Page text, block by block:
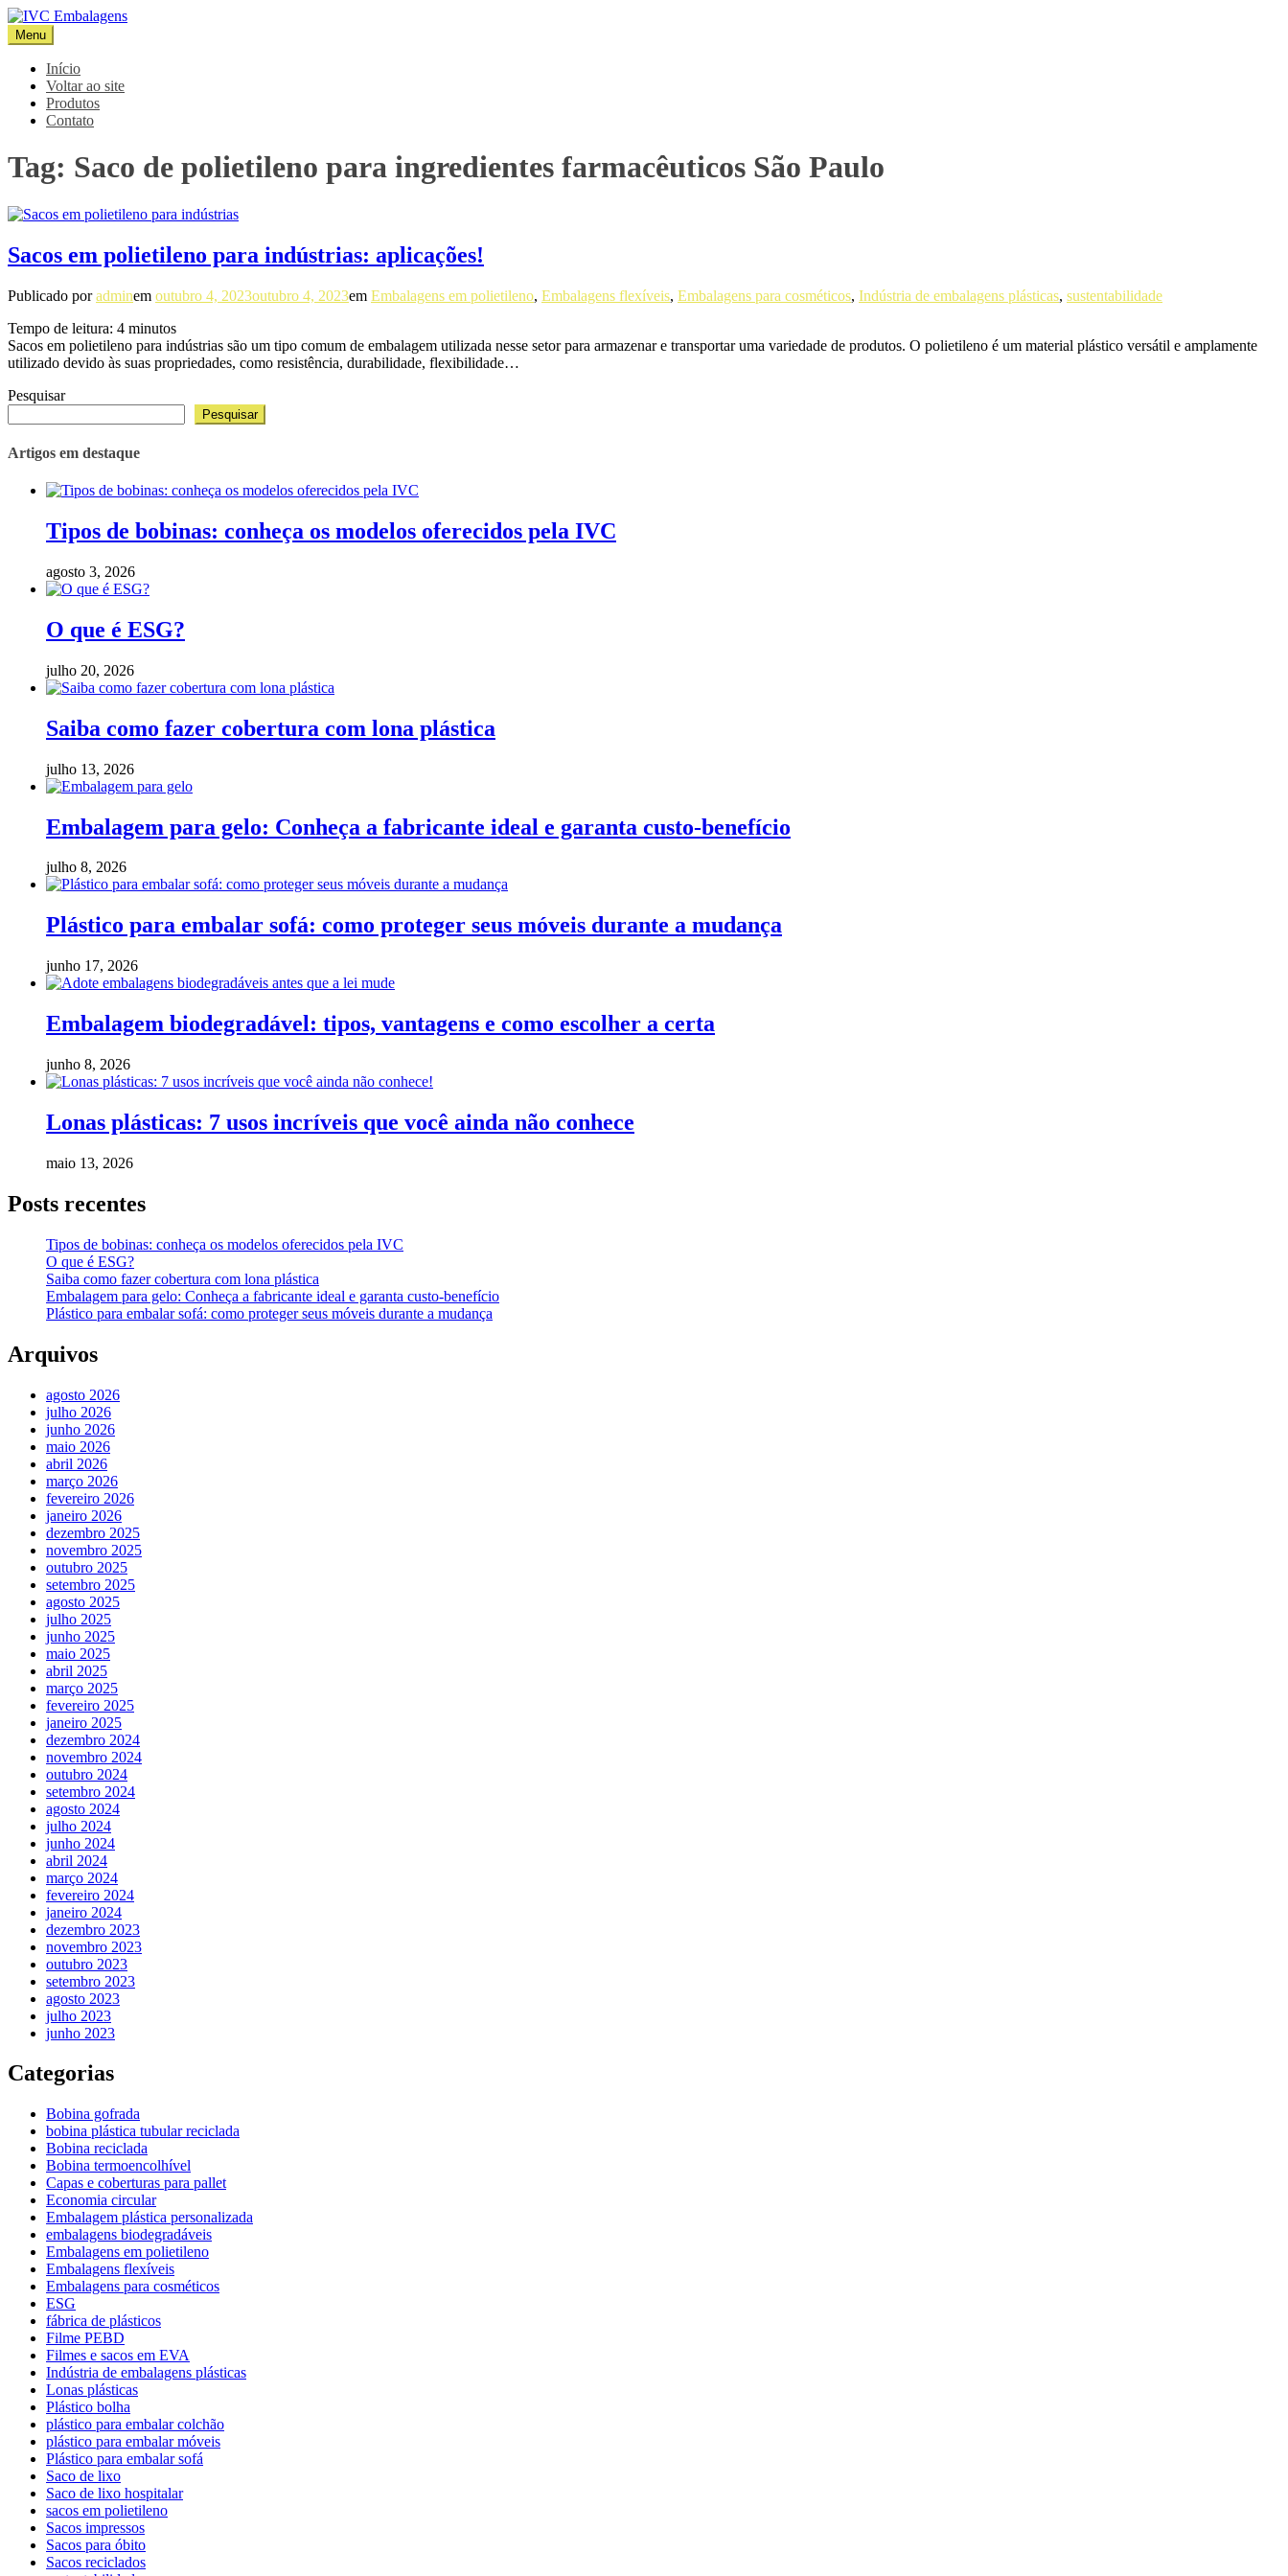
Pular
para
o
conteúdo
IVC Embalagens
Blog IVC
Menu
Início
Voltar ao site
Produtos
Contato
Tag: Saco de polietileno para ingredientes farmacêuticos São Paulo
Sacos em polietileno para indústrias: aplicações!
Publicado poradminem outubro 4, 2023outubro 4, 2023em Embalagens em polietileno, Embalagens flexíveis, Embalagens para cosméticos, Indústria de embalagens plásticas, sustentabilidade
Tempo de leitura: 4 minutos
Sacos em polietileno para indústrias são um tipo comum de embalagem utilizada nesse setor para armazenar e transportar uma variedade de produtos. O polietileno é um material plástico versátil e amplamente
utilizado devido às suas propriedades, como resistência, durabilidade, flexibilidade…
Pesquisar
Pesquisar
Artigos em destaque
Tipos de bobinas: conheça os modelos oferecidos pela IVC
agosto 3, 2026
O que é ESG?
julho 20, 2026
Saiba como fazer cobertura com lona plástica
julho 13, 2026
Embalagem para gelo: Conheça a fabricante ideal e garanta custo-benefício
julho 8, 2026
Plástico para embalar sofá: como proteger seus móveis durante a mudança
junho 17, 2026
Embalagem biodegradável: tipos, vantagens e como escolher a certa
junho 8, 2026
Lonas plásticas: 7 usos incríveis que você ainda não conhece
maio 13, 2026
Posts recentes
Tipos de bobinas: conheça os modelos oferecidos pela IVC
O que é ESG?
Saiba como fazer cobertura com lona plástica
Embalagem para gelo: Conheça a fabricante ideal e garanta custo-benefício
Plástico para embalar sofá: como proteger seus móveis durante a mudança
Arquivos
agosto 2026
julho 2026
junho 2026
maio 2026
abril 2026
março 2026
fevereiro 2026
janeiro 2026
dezembro 2025
novembro 2025
outubro 2025
setembro 2025
agosto 2025
julho 2025
junho 2025
maio 2025
abril 2025
março 2025
fevereiro 2025
janeiro 2025
dezembro 2024
novembro 2024
outubro 2024
setembro 2024
agosto 2024
julho 2024
junho 2024
abril 2024
março 2024
fevereiro 2024
janeiro 2024
dezembro 2023
novembro 2023
outubro 2023
setembro 2023
agosto 2023
julho 2023
junho 2023
Categorias
Bobina gofrada
bobina plástica tubular reciclada
Bobina reciclada
Bobina termoencolhível
Capas e coberturas para pallet
Economia circular
Embalagem plástica personalizada
embalagens biodegradáveis
Embalagens em polietileno
Embalagens flexíveis
Embalagens para cosméticos
ESG
fábrica de plásticos
Filme PEBD
Filmes e sacos em EVA
Indústria de embalagens plásticas
Lonas plásticas
Plástico bolha
plástico para embalar colchão
plástico para embalar móveis
Plástico para embalar sofá
Saco de lixo
Saco de lixo hospitalar
sacos em polietileno
Sacos impressos
Sacos para óbito
Sacos reciclados